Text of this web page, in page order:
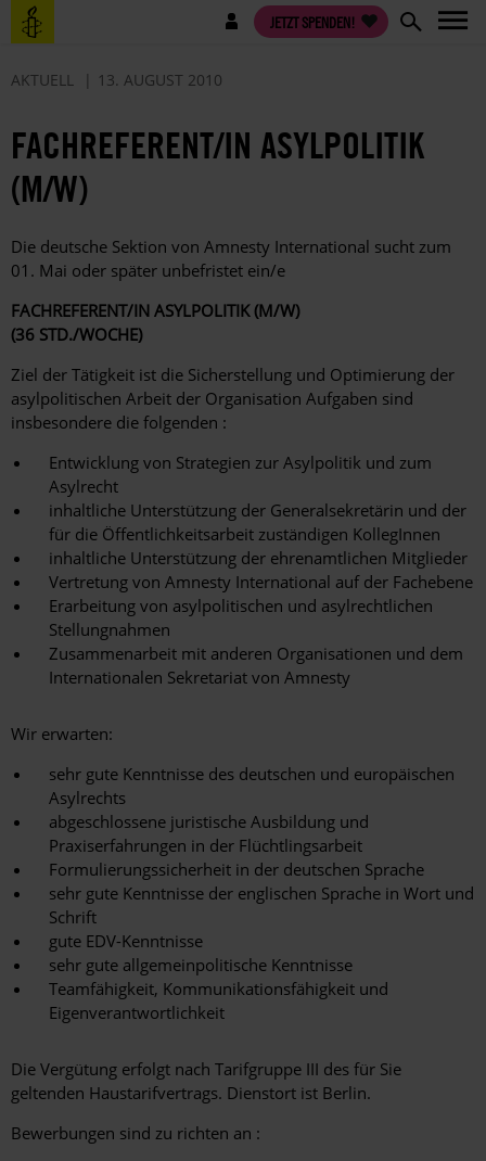
Direkt
zum
Benutzermenü JETZT SPENDEN!
AKTUELL 13. AUGUST 2010
FACHREFERENT/IN ASYLPOLITIK
(M/W)
Die deutsche Sektion von Amnesty International sucht zum
01. Mai oder später unbefristet ein/e
FACHREFERENT/IN ASYLPOLITIK (M/W)
(36 STD./WOCHE)
Ziel der Tätigkeit ist die Sicherstellung und Optimierung der
asylpolitischen Arbeit der Organisation Aufgaben sind
insbesondere die folgenden :
Entwicklung von Strategien zur Asylpolitik und zum
Asylrecht
inhaltliche Unterstützung der Generalsekretärin und der
für die Öffentlichkeitsarbeit zuständigen KollegInnen
inhaltliche Unterstützung der ehrenamtlichen Mitglieder
Vertretung von Amnesty International auf der Fachebene
Erarbeitung von asylpolitischen und asylrechtlichen
Stellungnahmen
Zusammenarbeit mit anderen Organisationen und dem
Internationalen Sekretariat von Amnesty
Wir erwarten:
sehr gute Kenntnisse des deutschen und europäischen
Asylrechts
abgeschlossene juristische Ausbildung und
Praxiserfahrungen in der Flüchtlingsarbeit
Formulierungssicherheit in der deutschen Sprache
sehr gute Kenntnisse der englischen Sprache in Wort und
Schrift
gute EDV-Kenntnisse
sehr gute allgemeinpolitische Kenntnisse
Teamfähigkeit, Kommunikationsfähigkeit und
Eigenverantwortlichkeit
Die Vergütung erfolgt nach Tarifgruppe III des für Sie
geltenden Haustarifvertrags. Dienstort ist Berlin.
Bewerbungen sind zu richten an :